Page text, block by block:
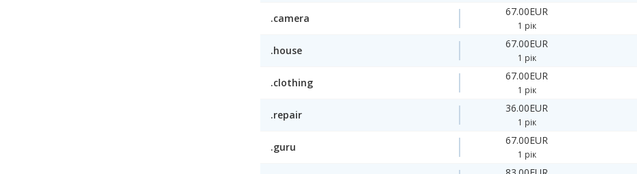
.camera
67.00EUR
1 рік
.house
67.00EUR
1 рік
.clothing
67.00EUR
1 рік
.repair
36.00EUR
1 рік
.guru
67.00EUR
1 рік